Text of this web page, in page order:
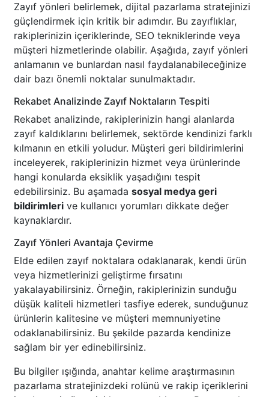
Zayıf yönleri belirlemek, dijital pazarlama stratejinizi
güçlendirmek için kritik bir adımdır. Bu zayıflıklar,
rakiplerinizin içeriklerinde, SEO tekniklerinde veya
müşteri hizmetlerinde olabilir. Aşağıda, zayıf yönleri
anlamanın ve bunlardan nasıl faydalanabileceğinize
dair bazı önemli noktalar sunulmaktadır.
Rekabet Analizinde Zayıf Noktaların Tespiti
Rekabet analizinde, rakiplerinizin hangi alanlarda
zayıf kaldıklarını belirlemek, sektörde kendinizi farklı
kılmanın en etkili yoludur. Müşteri geri bildirimlerini
inceleyerek, rakiplerinizin hizmet veya ürünlerinde
hangi konularda eksiklik yaşadığını tespit
edebilirsiniz. Bu aşamada sosyal medya geri
bildirimleri ve kullanıcı yorumları dikkate değer
kaynaklardır.
Zayıf Yönleri Avantaja Çevirme
Elde edilen zayıf noktalara odaklanarak, kendi ürün
veya hizmetlerinizi geliştirme fırsatını
yakalayabilirsiniz. Örneğin, rakiplerinizin sunduğu
düşük kaliteli hizmetleri tasfiye ederek, sunduğunuz
ürünlerin kalitesine ve müşteri memnuniyetine
odaklanabilirsiniz. Bu şekilde pazarda kendinize
sağlam bir yer edinebilirsiniz.
Bu bilgiler ışığında, anahtar kelime araştırmasının
pazarlama stratejinizdeki rolünü ve rakip içeriklerini